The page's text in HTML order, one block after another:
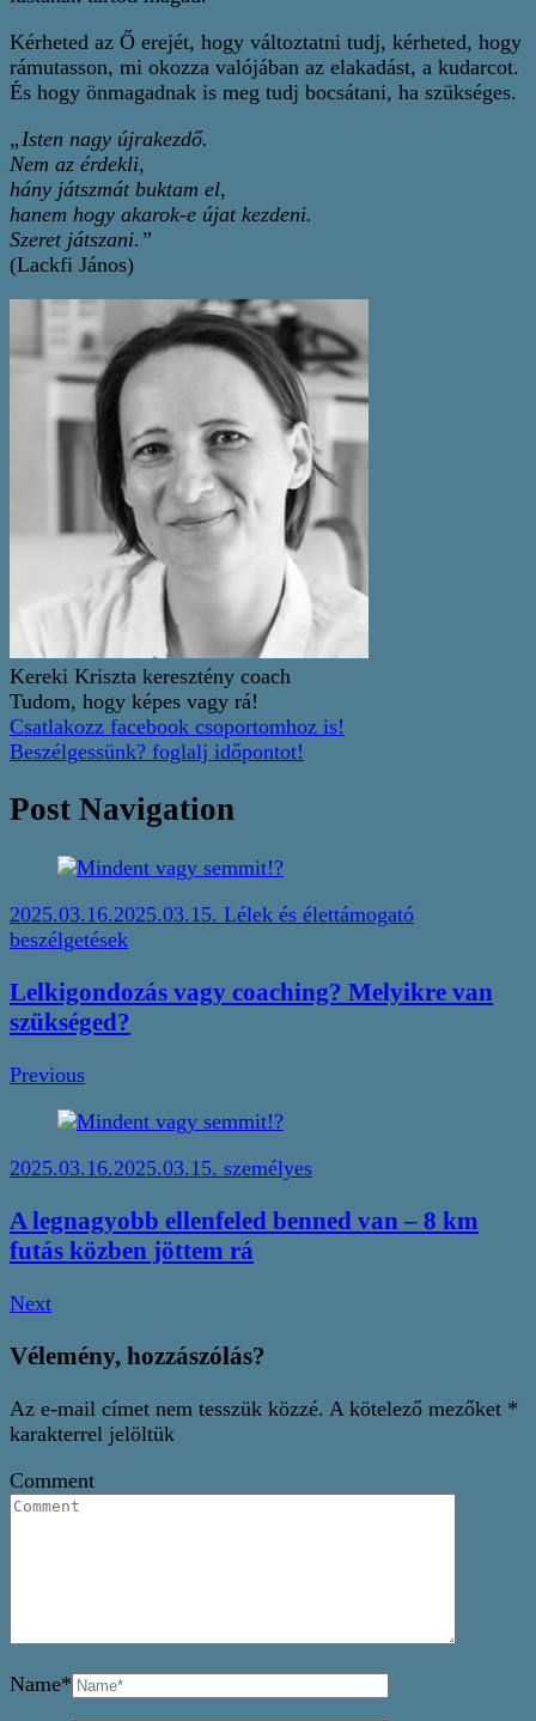
Kérheted az Ő erejét, hogy változtatni tudj, kérheted, hogy
rámutasson, mi okozza valójában az elakadást, a kudarcot.
És hogy önmagadnak is meg tudj bocsátani, ha szükséges.
„Isten nagy újrakezdő.
Nem az érdekli,
hány játszmát buktam el,
hanem hogy akarok-e újat kezdeni.
Szeret játszani.”
(Lackfi János)
Kereki Kriszta keresztény coach
Tudom, hogy képes vagy rá!
Csatlakozz facebook csoportomhoz is!
Beszélgessünk? foglalj időpontot!
Post Navigation
2025.03.16.2025.03.15. Lélek és élettámogató
beszélgetések
Lelkigondozás vagy coaching? Melyikre van
szükséged?
Previous
2025.03.16.2025.03.15. személyes
A legnagyobb ellenfeled benned van – 8 km
futás közben jöttem rá
Next
Vélemény, hozzászólás?
Az e-mail címet nem tesszük közzé. A kötelező mezőket *
karakterrel jelöltük
Comment
Name*